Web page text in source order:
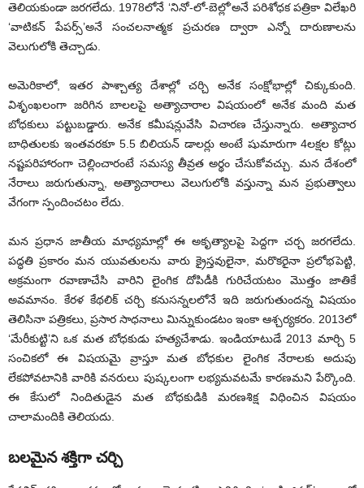
తెలియకుండా జరగలేదు. 1978లోనే ‘నినో-లో-బెల్లో’అనే పరిశోధక పత్రికా విలేఖరి
‘వాటికన్ పేపర్స్’అనే సంచలనాత్మక ప్రచురణ ద్వారా ఎన్నో దారుణాలను
వెలుగులోకి తెచ్చాడు.
అమెరికాలో, ఇతర పాశ్చాత్య దేశాల్లో చర్చి అనేక సంక్షోభాల్లో చిక్కుకుంది.
విశృంఖలంగా జరిగిన బాలలపై అత్యాచారాల విషయంలో అనేక మంది మత
బోధకులు పట్టుబడ్డారు. అనేక కమీషన్లువేసి విచారణ చేస్తున్నారు. అత్యాచార
బాధితులకు ఇంతవరకూ 5.5 బిలియన్ డాలర్లు అంటే షుమారుగా 4లక్షల కోట్లు
నష్టపరిహారంగా చెల్లించారంటే సమస్య తీవ్రత అర్థం చేసుకోవచ్చు. మన దేశంలో
నేరాలు జరుగుతున్నా, అత్యాచారాలు వెలుగులోకి వస్తున్నా మన ప్రభుత్వాలు
వేగంగా స్పందించటం లేదు.
మన ప్రధాన జాతీయ మాధ్యమాల్లో ఈ అకృత్యాలపై పెద్దగా చర్చ జరగలేదు.
పద్ధతి ప్రకారం మన యువతులను వారు క్రైస్తవులైనా, మరొకరైనా ప్రలోభపెట్టి,
అక్రమంగా రవాణాచేసి వారిని లైంగిక దోపిడీకి గురిచేయటం మొత్తం జాతికే
అవమానం. కేరళ కేథలిక్ చర్చి కనుసన్నలలోనే ఇది జరుగుతుందన్న విషయం
తెలిసినా పత్రికలు, ప్రసార సాధనాలు మిన్నుకుండటం ఇంకా ఆశ్చర్యకరం. 2013లో
‘మేరీకుట్టి’ని ఒక మత బోధకుడు హత్యచేశాడు. ఇండియాటుడే 2013 మార్చి 5
సంచికలో ఈ విషయమై వ్రాస్తూ మత బోధకుల లైంగిక నేరాలకు అదుపు
లేకపోవటానికి వారికి వనరులు పుష్కలంగా లభ్యమవటమే కారణమని పేర్కొంది.
ఈ కేసులో నిందితుడైన మత బోధకుడికి మరణశిక్ష విధించిన విషయం
చాలామందికి తెలియదు.
బలమైన శక్తిగా చర్చి